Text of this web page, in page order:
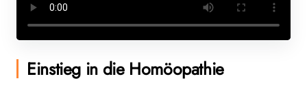
Einstieg in die Homöopathie